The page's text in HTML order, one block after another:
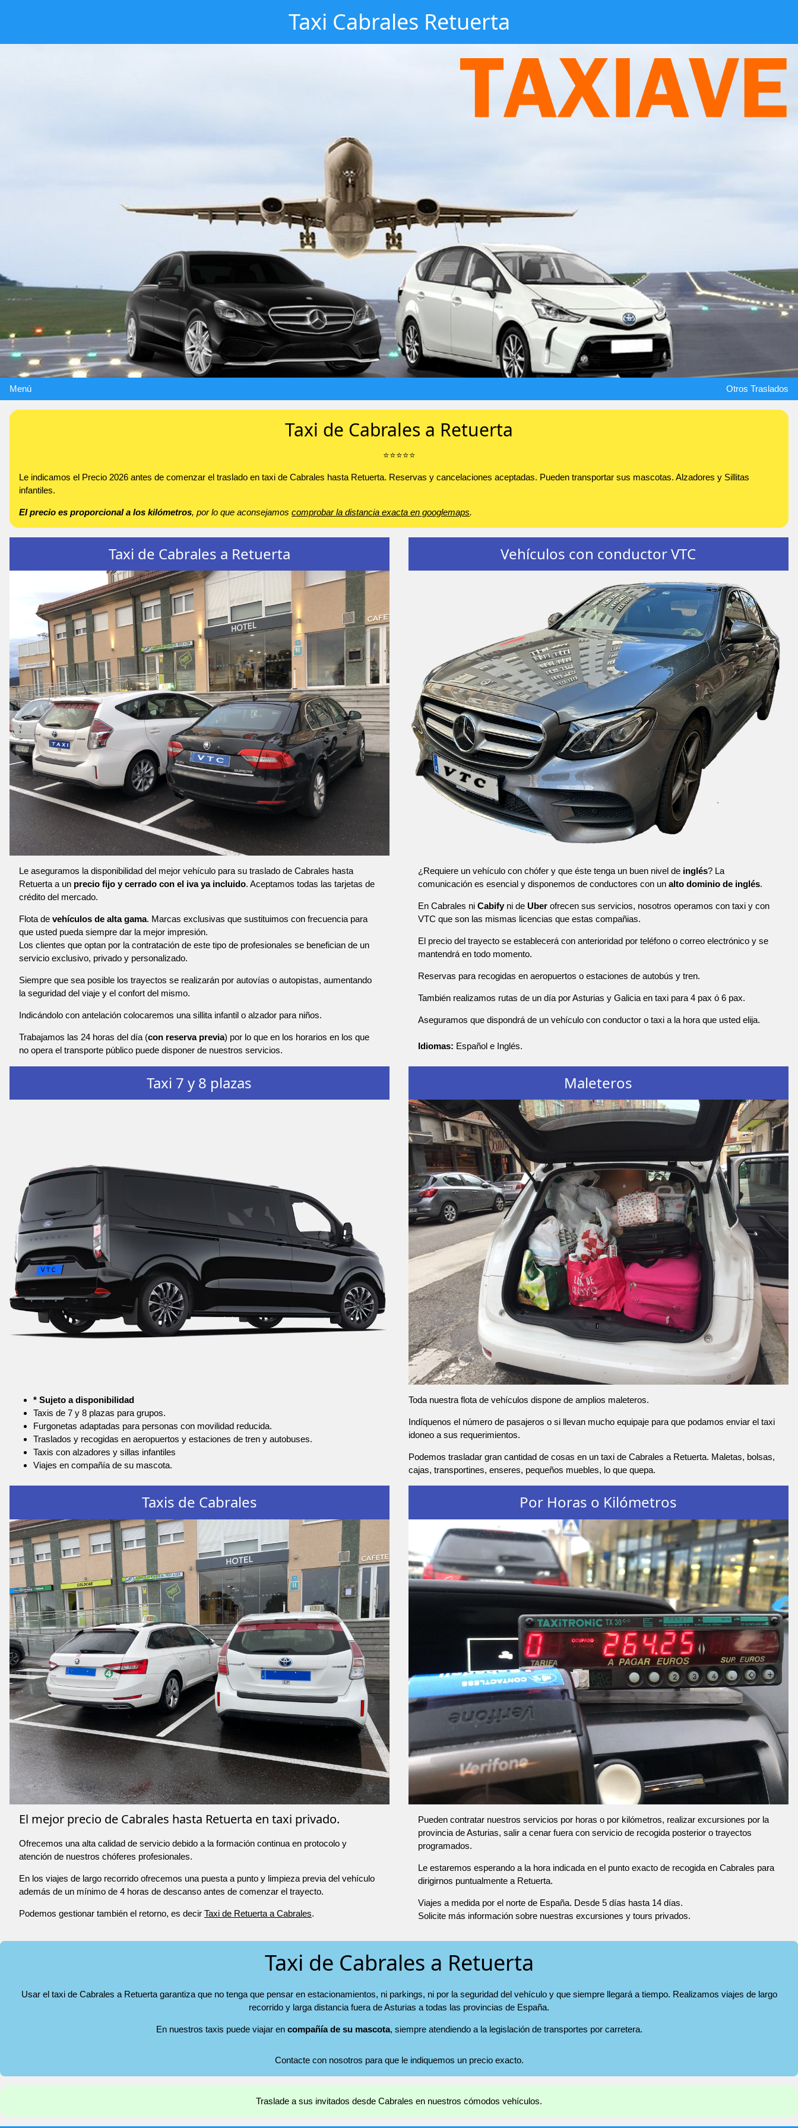
Taxi Cabrales Retuerta
Menú Otros Traslados
Taxi de Cabrales a Retuerta
⭐️⭐️⭐️⭐️⭐️
Le indicamos el Precio 2026 antes de comenzar el traslado en taxi de Cabrales hasta Retuerta. Reservas y cancelaciones aceptadas. Pueden transportar sus mascotas. Alzadores y Sillitas
infantiles.
El precio es proporcional a los kilómetros, por lo que aconsejamos comprobar la distancia exacta en googlemaps.
Taxi de Cabrales a Retuerta
Le aseguramos la disponibilidad del mejor vehículo para su traslado de Cabrales hasta
Retuerta a un precio fijo y cerrado con el iva ya incluido. Aceptamos todas las tarjetas de
crédito del mercado.
Flota de vehículos de alta gama. Marcas exclusivas que sustituimos con frecuencia para
que usted pueda siempre dar la mejor impresión.
Los clientes que optan por la contratación de este tipo de profesionales se benefician de un
servicio exclusivo, privado y personalizado.
Siempre que sea posible los trayectos se realizarán por autovías o autopistas, aumentando
la seguridad del viaje y el confort del mismo.
Indicándolo con antelación colocaremos una sillita infantil o alzador para niños.
Trabajamos las 24 horas del día (con reserva previa) por lo que en los horarios en los que
no opera el transporte público puede disponer de nuestros servicios.
Vehículos con conductor VTC
¿Requiere un vehículo con chófer y que éste tenga un buen nivel de inglés? La
comunicación es esencial y disponemos de conductores con un alto dominio de inglés.
En Cabrales ni Cabifyni de Uberofrecen sus servicios, nosotros operamos con taxi y con
VTC que son las mismas licencias que estas compañias.
El precio del trayecto se establecerá con anterioridad por teléfono o correo electrónico y se
mantendrá en todo momento.
Reservas para recogidas en aeropuertos o estaciones de autobús y tren.
También realizamos rutas de un día por Asturias y Galicia en taxi para 4 pax ó 6 pax.
Aseguramos que dispondrá de un vehículo con conductor o taxi a la hora que usted elija.
Idiomas: Español e Inglés.
Taxi 7 y 8 plazas
* Sujeto a disponibilidad
Taxis de 7 y 8 plazas para grupos.
Furgonetas adaptadas para personas con movilidad reducida.
Traslados y recogidas en aeropuertos y estaciones de tren y autobuses.
Taxis con alzadores y sillas infantiles
Viajes en compañía de su mascota.
Maleteros
Toda nuestra flota de vehículos dispone de amplios maleteros.
Indíquenos el número de pasajeros o si llevan mucho equipaje para que podamos enviar el taxi
idoneo a sus requerimientos.
Podemos trasladar gran cantidad de cosas en un taxi de Cabrales a Retuerta. Maletas, bolsas,
cajas, transportines, enseres, pequeños muebles, lo que quepa.
Taxis de Cabrales
El mejor precio de Cabrales hasta Retuerta en taxi privado.
Ofrecemos una alta calidad de servicio debido a la formación continua en protocolo y
atención de nuestros chóferes profesionales.
En los viajes de largo recorrido ofrecemos una puesta a punto y limpieza previa del vehículo
además de un mínimo de 4 horas de descanso antes de comenzar el trayecto.
Podemos gestionar también el retorno, es decir Taxi de Retuerta a Cabrales.
Por Horas o Kilómetros
Pueden contratar nuestros servicios por horas o por kilómetros, realizar excursiones por la
provincia de Asturias, salir a cenar fuera con servicio de recogida posterior o trayectos
programados.
Le estaremos esperando a la hora indicada en el punto exacto de recogida en Cabrales para
dirigirnos puntualmente a Retuerta.
Viajes a medida por el norte de España. Desde 5 días hasta 14 días.
Solicite más información sobre nuestras excursiones y tours privados.
Taxi de Cabrales a Retuerta
Usar el taxi de Cabrales a Retuerta garantiza que no tenga que pensar en estacionamientos, ni parkings, ni por la seguridad del vehículo y que siempre llegará a tiempo. Realizamos viajes de largo
recorrido y larga distancia fuera de Asturias a todas las provincias de España.
En nuestros taxis puede viajar en compañía de su mascota, siempre atendiendo a la legislación de transportes por carretera.
Contacte con nosotros para que le indiquemos un precio exacto.
Traslade a sus invitados desde Cabrales en nuestros cómodos vehículos.